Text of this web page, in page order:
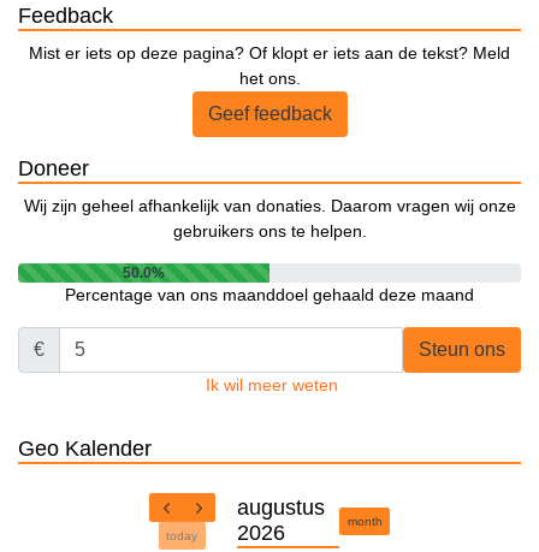
Feedback
Mist er iets op deze pagina? Of klopt er iets aan de tekst? Meld
het ons.
Geef feedback
Doneer
Wij zijn geheel afhankelijk van donaties. Daarom vragen wij onze
gebruikers ons te helpen.
50.0%
Percentage van ons maanddoel gehaald deze maand
€ Steun ons
Ik wil meer weten
Geo Kalender
today
augustus
2026
month